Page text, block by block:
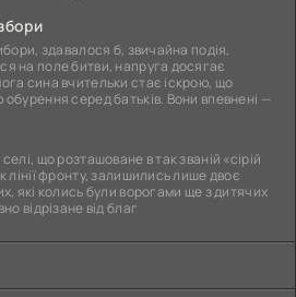
здавалося б, звичайна подія,
на поле битви, напруга досягає
сина вчительки стає іскрою, що
серед батьків. Вони впевнені —
що розташоване в так званій «сірій
лінії фронту, залишились лише двоє
які колись були ворогами ще з дитячих
відрізане від благ